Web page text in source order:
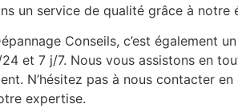
un service de qualité grâce à notre
Conseils, c’est également
et 7 j/7. Nous vous assistons en
N’hésitez pas à nous contacter
expertise.